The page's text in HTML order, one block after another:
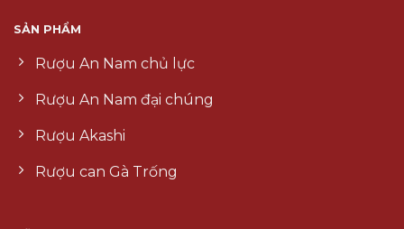
SẢN PHẨM
Rượu An Nam chủ lực
Rượu An Nam đại chúng
Rượu Akashi
Rượu can Gà Trống